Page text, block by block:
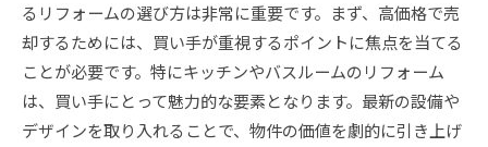
るリフォームの選び方は非常に重要です。まず、高価格で売
却するためには、買い手が重視するポイントに焦点を当てる
ことが必要です。特にキッチンやバスルームのリフォーム
は、買い手にとって魅力的な要素となります。最新の設備や
デザインを取り入れることで、物件の価値を劇的に引き上げ